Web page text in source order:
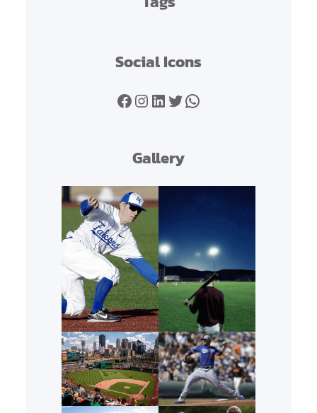
Social Icons
Facebook Instagram LinkedIn Twitter WhatsApp
Gallery